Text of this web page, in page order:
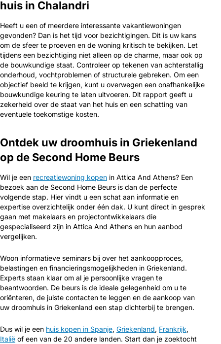
huis in Chalandri
Heeft u een of meerdere interessante vakantiewoningen
gevonden? Dan is het tijd voor bezichtigingen. Dit is uw kans
om de sfeer te proeven en de woning kritisch te bekijken. Let
tijdens een bezichtiging niet alleen op de charme, maar ook op
de bouwkundige staat. Controleer op tekenen van achterstallig
onderhoud, vochtproblemen of structurele gebreken. Om een
objectief beeld te krijgen, kunt u overwegen een onafhankelijke
bouwkundige keuring te laten uitvoeren. Dit rapport geeft u
zekerheid over de staat van het huis en een schatting van
eventuele toekomstige kosten.
Ontdek uw droomhuis in Griekenland
op de Second Home Beurs
Wil je een recreatiewoning kopen in Attica And Athens? Een
bezoek aan de Second Home Beurs is dan de perfecte
volgende stap. Hier vindt u een schat aan informatie en
expertise overzichtelijk onder één dak. U kunt direct in gesprek
gaan met makelaars en projectontwikkelaars die
gespecialiseerd zijn in Attica And Athens en hun aanbod
vergelijken.
Woon informatieve seminars bij over het aankoopproces,
belastingen en financieringsmogelijkheden in Griekenland.
Experts staan klaar om al je persoonlijke vragen te
beantwoorden. De beurs is de ideale gelegenheid om u te
oriënteren, de juiste contacten te leggen en de aankoop van
uw droomhuis in Griekenland een stap dichterbij te brengen.
Dus wil je een huis kopen in Spanje, Griekenland, Frankrijk,
Italië of een van de 20 andere landen. Start dan je zoektocht